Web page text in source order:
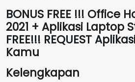
BONUS FREE !!! Office
2021 + Aplikasi Laptop
FREE!!! REQUEST
Kamu
Kelengkapan